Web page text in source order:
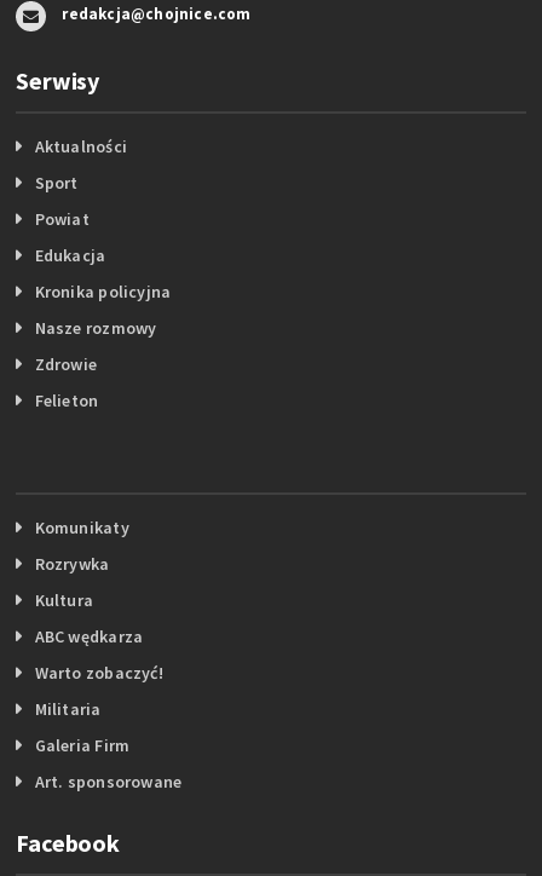
redakcja@chojnice.com
Serwisy
Aktualności
Sport
Powiat
Edukacja
Kronika policyjna
Nasze rozmowy
Zdrowie
Felieton
Komunikaty
Rozrywka
Kultura
ABC wędkarza
Warto zobaczyć!
Militaria
Galeria Firm
Art. sponsorowane
Facebook